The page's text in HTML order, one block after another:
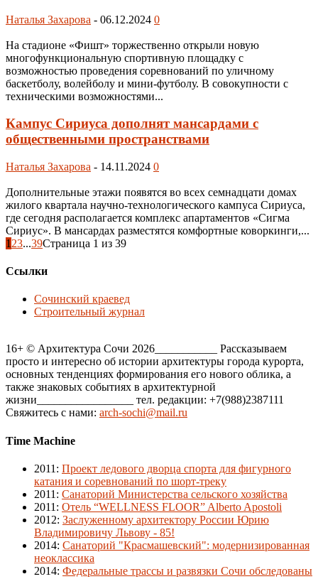
Наталья Захарова - 06.12.2024 0
На стадионе «Фишт» торжественно открыли новую
многофункциональную спортивную площадку с
возможностью проведения соревнований по уличному
баскетболу, волейболу и мини-футболу. В совокупности с
техническими возможностями...
Кампус Сириуса дополнят мансардами с
общественными пространствами
Наталья Захарова - 14.11.2024 0
Дополнительные этажи появятся во всех семнадцати домах
жилого квартала научно-технологического кампуса Сириуса,
где сегодня располагается комплекс апартаментов «Сигма
Сириус». В мансардах разместятся комфортные коворкинги,...
1 23...39Страница 1 из 39
Ссылки
Сочинский краевед
Строительный журнал
16+ © Архитектура Сочи 2026___________ Рассказываем
просто и интересно об истории архитектуры города курорта,
основных тенденциях формирования его нового облика, а
также знаковых событиях в архитектурной
жизни_________________ тел. редакции: +7(988)2387111
Свяжитесь с нами: arch-sochi@mail.ru
Time Machine
2011 : Проект ледового дворца спорта для фигурного
катания и соревнований по шорт-треку
2011 : Санаторий Министерства сельского хозяйства
2011 : Отель “WELLNESS FLOOR” Alberto Apostoli
2012: Заслуженному архитектору России Юрию
Владимировичу Львову - 85!
2014: Санаторий "Красмашевский": модернизированная
неоклассика
2014: Федеральные трассы и развязки Сочи обследованы